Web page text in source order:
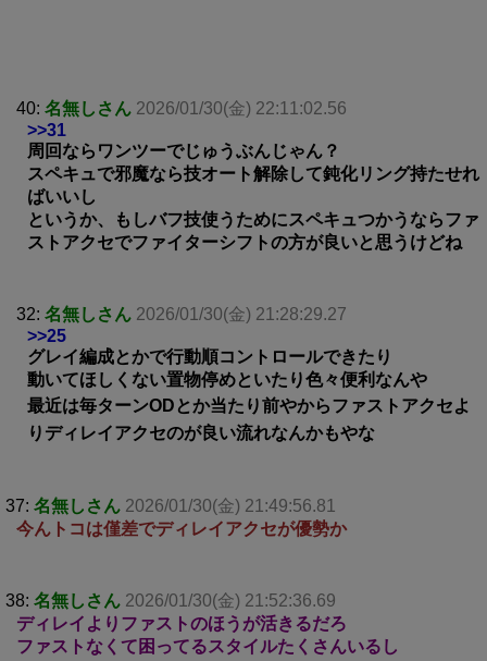
40: 名無しさん 2026/01/30(金) 22:11:02.56
>>31
周回ならワンツーでじゅうぶんじゃん？
スペキュで邪魔なら技オート解除して鈍化リング持たせれ
ばいいし
というか、もしバフ技使うためにスペキュつかうならファ
ストアクセでファイターシフトの方が良いと思うけどね
32: 名無しさん 2026/01/30(金) 21:28:29.27
>>25
グレイ編成とかで行動順コントロールできたり
動いてほしくない置物停めといたり色々便利なんや
最近は毎ターンODとか当たり前やからファストアクセよ
りディレイアクセのが良い流れなんかもやな
37: 名無しさん 2026/01/30(金) 21:49:56.81
今んトコは僅差でディレイアクセが優勢か
38: 名無しさん 2026/01/30(金) 21:52:36.69
ディレイよりファストのほうが活きるだろ
ファストなくて困ってるスタイルたくさんいるし